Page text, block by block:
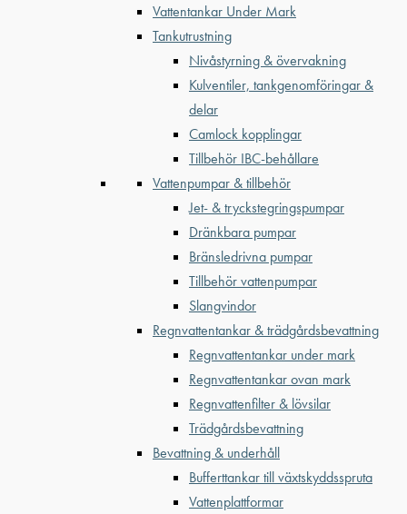
Vattentankar Under Mark
Tankutrustning
Nivåstyrning & övervakning
Kulventiler, tankgenomföringar &
delar
Camlock kopplingar
Tillbehör IBC-behållare
Vattenpumpar & tillbehör
Jet- & tryckstegringspumpar
Dränkbara pumpar
Bränsledrivna pumpar
Tillbehör vattenpumpar
Slangvindor
Regnvattentankar & trädgårdsbevattning
Regnvattentankar under mark
Regnvattentankar ovan mark
Regnvattenfilter & lövsilar
Trädgårdsbevattning
Bevattning & underhåll
Bufferttankar till växtskyddsspruta
Vattenplattformar